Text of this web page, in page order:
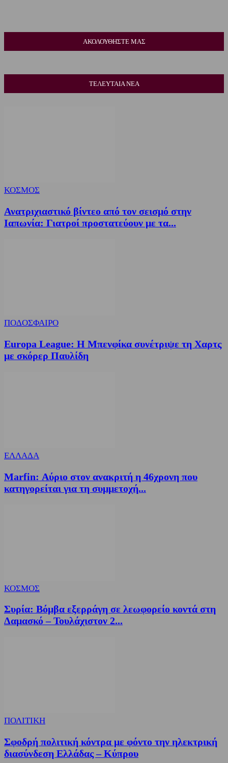
ΑΚΟΛΟΥΘΗΣΤΕ ΜΑΣ
ΤΕΛΕΥΤΑΙΑ ΝΕΑ
ΚΟΣΜΟΣ
Ανατριχιαστικό βίντεο από τον σεισμό στην
Ιαπωνία: Γιατροί προστατεύουν με τα...
ΠΟΔΟΣΦΑΙΡΟ
Europa League: Η Μπενφίκα συνέτριψε τη Χαρτς
με σκόρερ Παυλίδη
ΕΛΛΑΔΑ
Marfin: Αύριο στον ανακριτή η 46χρονη που
κατηγορείται για τη συμμετοχή...
ΚΟΣΜΟΣ
Συρία: Βόμβα εξερράγη σε λεωφορείο κοντά στη
Δαμασκό – Τουλάχιστον 2...
ΠΟΛΙΤΙΚΗ
Σφοδρή πολιτική κόντρα με φόντο την ηλεκτρική
διασύνδεση Ελλάδας – Κύπρου